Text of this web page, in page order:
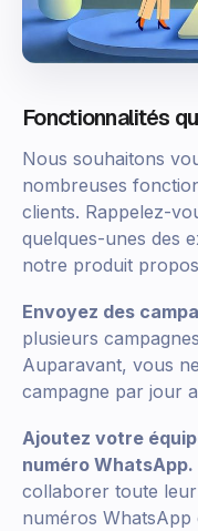
Fonctionnalités
Nous souhaitons
nombreuses
clients. Rappelez-
quelques-unes des
notre produit
Envoyez des
plusieurs
Auparavant, vous
campagne par jour
Ajoutez votre
numéro WhatsApp.
collaborer toute
numéros WhatsApp